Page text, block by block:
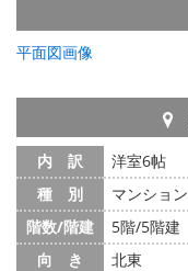
平面図画像
内 訳
洋室6帖
種 別
マンション
階数/階建
5階/5階建
向 き
北東